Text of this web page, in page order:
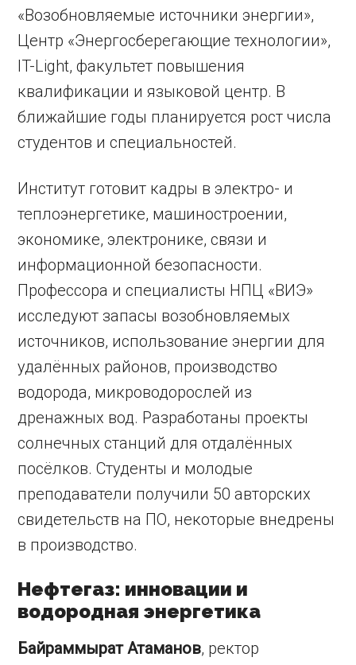
«Возобновляемые источники энергии»,
Центр «Энергосберегающие технологии»,
IT-Light, факультет повышения
квалификации и языковой центр. В
ближайшие годы планируется рост числа
студентов и специальностей.
Институт готовит кадры в электро- и
теплоэнергетике, машиностроении,
экономике, электронике, связи и
информационной безопасности.
Профессора и специалисты НПЦ «ВИЭ»
исследуют запасы возобновляемых
источников, использование энергии для
удалённых районов, производство
водорода, микроводорослей из
дренажных вод. Разработаны проекты
солнечных станций для отдалённых
посёлков. Студенты и молодые
преподаватели получили 50 авторских
свидетельств на ПО, некоторые внедрены
в производство.
Нефтегаз: инновации и
водородная энергетика
Байраммырат Атаманов, ректор